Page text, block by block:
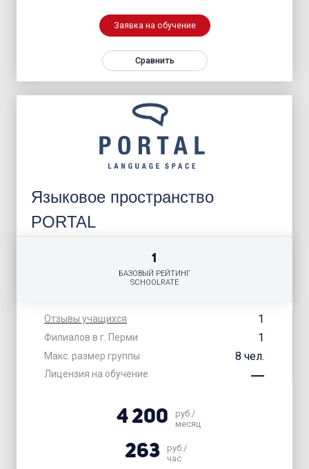
Заявка на обучение
Сравнить
Языковое пространство
PORTAL
Отзывы учащихся 1
Филиалов в г. Перми 1
Макс. размер группы 8 чел.
Лицензия на обучение
1
БАЗОВЫЙ РЕЙТИНГ
SCHOOLRATE
4 200
руб./
месяц
263
руб./
час